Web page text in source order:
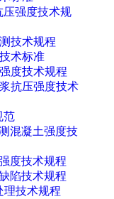
压强度技术规
技术规程
术标准
度技术规程
抗压强度技术
范
混凝土强度技
度技术规程
陷技术规程
理技术规程